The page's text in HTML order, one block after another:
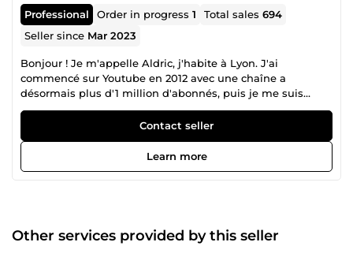
Professional Order in progress1 Total sales694
Seller since Mar 2023
Bonjour ! Je m'appelle Aldric, j'habite à Lyon. J'ai
commencé sur Youtube en 2012 avec une chaîne a
désormais plus d'1 million d'abonnés, puis je me suis
lancé dans l'e-commerce que j'ai pratiqué pendant 3 ans.
Désormais, je produis des vidéos UGC sketch et micro
trottoir pour tout type de client grâce à mon agence POV et
mes centaines d'acteurs professionnels ! N'hésitez pas à
me contacter pour discuter de vos projets. A bientôt !
Contact seller
Learn more
Other services provided by this seller